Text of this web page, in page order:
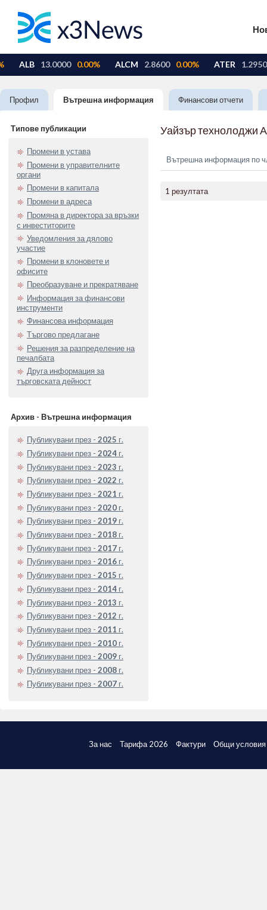
Профил Вътрешна информация Финансови отчети
Типове публикации
Промени в устава
Промени в управителните
органи
Промени в капитала
Промени в адреса
Промяна в директора за връзки
с инвеститорите
Уведомления за дялово
участие
Промени в клоновете и
офисите
Преобразуване и прекратяване
Информация за финансови
инструменти
Финансова информация
Търгово предлагане
Решения за разпределение на
печалбата
Друга информация за
търговската дейност
Архив - Вътрешна информация
Публикувани през - 2025 г.
Публикувани през - 2024 г.
Публикувани през - 2023 г.
Публикувани през - 2022 г.
Публикувани през - 2021 г.
Публикувани през - 2020 г.
Публикувани през - 2019 г.
Публикувани през - 2018 г.
Публикувани през - 2017 г.
Публикувани през - 2016 г.
Публикувани през - 2015 г.
Публикувани през - 2014 г.
Публикувани през - 2013 г.
Публикувани през - 2012 г.
Публикувани през - 2011 г.
Публикувани през - 2010 г.
Публикувани през - 2009 г.
Публикувани през - 2008 г.
Публикувани през - 2007 г.
Уайзър технолоджи
Вътрешна информация по
1 резултата
За нас Тарифа 2026 Фактури Общи условия